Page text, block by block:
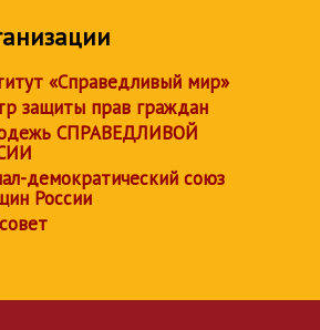
«Справедливый мир»
защиты прав граждан
СПРАВЕДЛИВОЙ
демократический союз
России